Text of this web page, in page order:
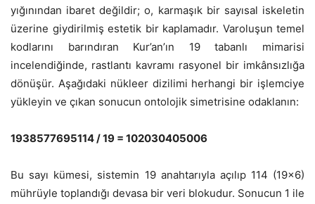
yığınından ibaret değildir; o, karmaşık bir sayısal iskeletin
üzerine giydirilmiş estetik bir kaplamadır. Varoluşun temel
kodlarını barındıran Kur’an’ın 19 tabanlı mimarisi
incelendiğinde, rastlantı kavramı rasyonel bir imkânsızlığa
dönüşür. Aşağıdaki nükleer dizilimi herhangi bir işlemciye
yükleyin ve çıkan sonucun ontolojik simetrisine odaklanın:
1938577695114 / 19 = 102030405006
Bu sayı kümesi, sistemin 19 anahtarıyla açılıp 114 (19×6)
mührüyle toplandığı devasa bir veri blokudur. Sonucun 1 ile